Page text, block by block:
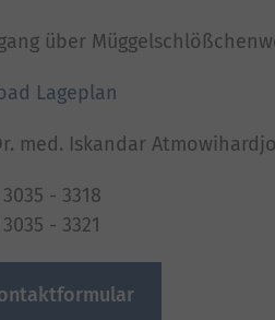
über
Lageplan
med. Iskandar Atmowihardjo
- 3318
- 3321